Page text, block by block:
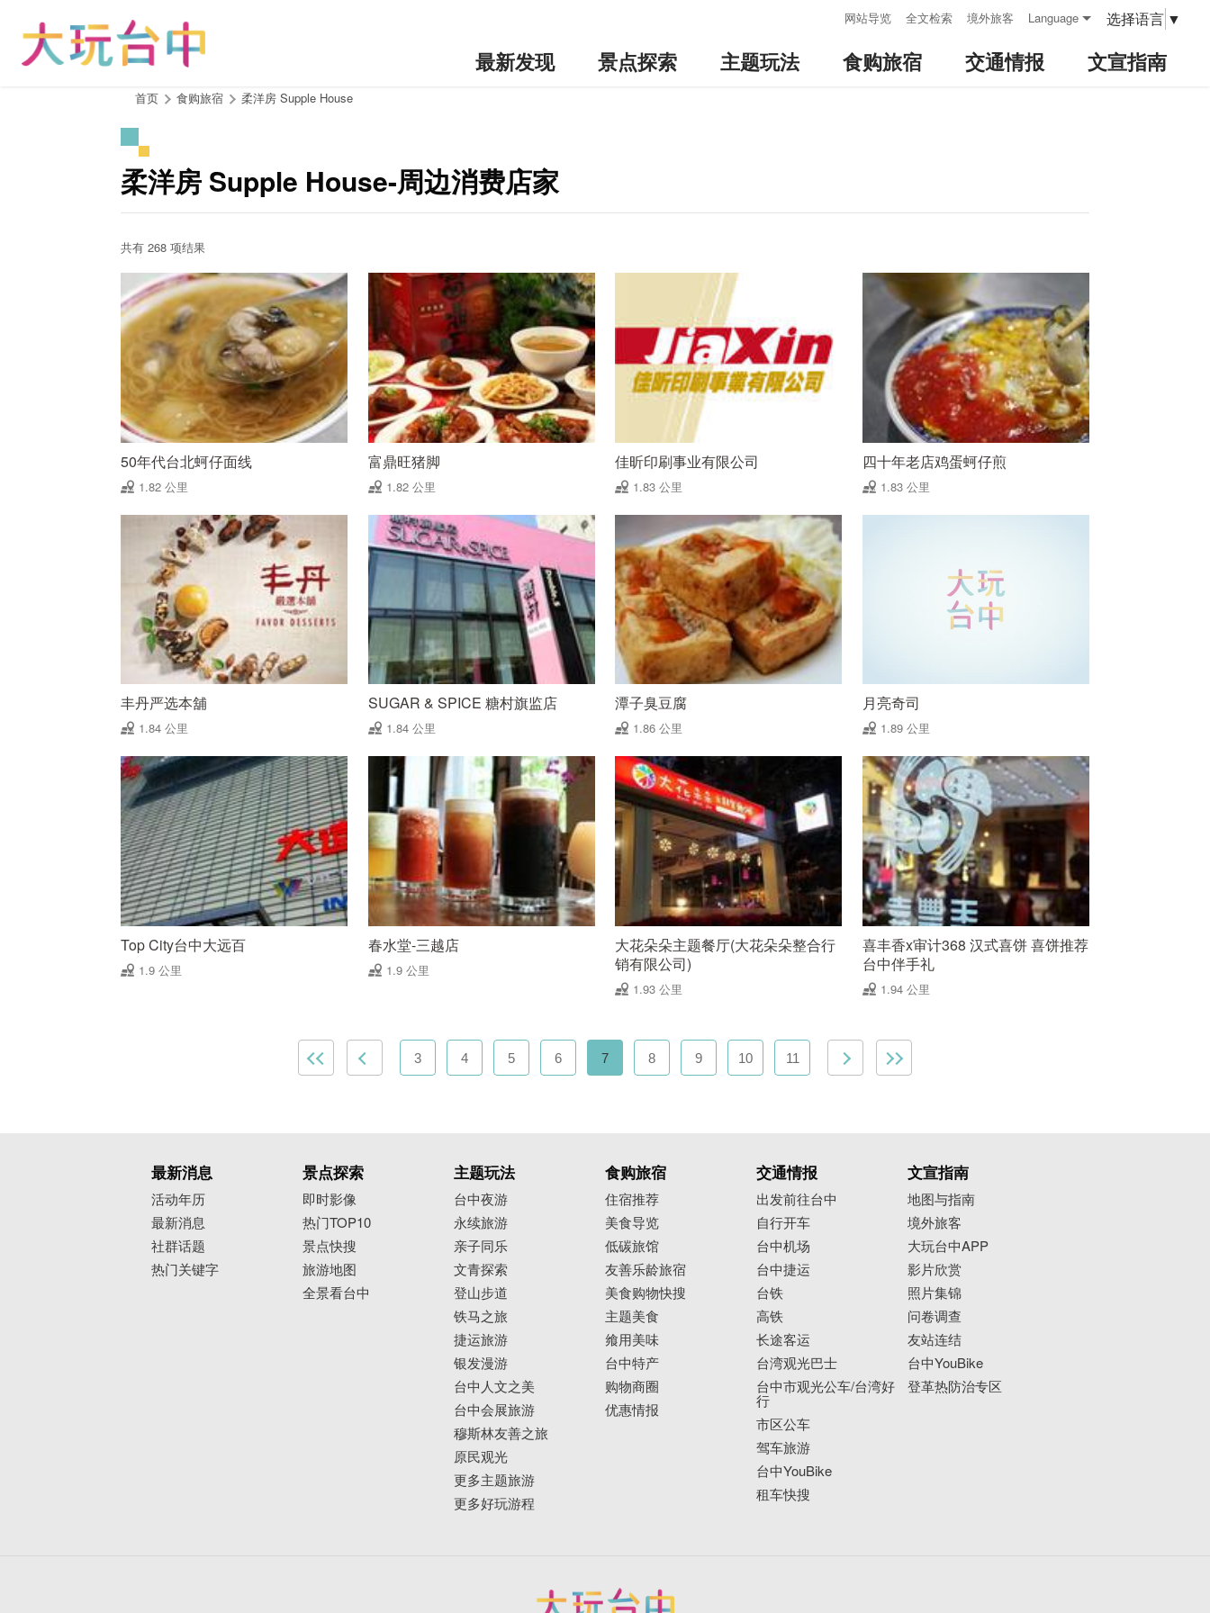
网站导览 全文检索 境外旅客 Language 选择语言 ▼
最新发现 景点探索 主题玩法 食购旅宿 交通情报 文宣指南
首页 食购旅宿 柔洋房 Supple House
柔洋房 Supple House-周边消费店家
共有 268 项结果
50年代台北蚵仔面线
1.82 公里
富鼎旺猪脚
1.82 公里
佳昕印刷事业有限公司
1.83 公里
四十年老店鸡蛋蚵仔煎
1.83 公里
丰丹严选本舖
1.84 公里
SUGAR & SPICE 糖村旗监店
1.84 公里
潭子臭豆腐
1.86 公里
月亮奇司
1.89 公里
Top City台中大远百
1.9 公里
春水堂-三越店
1.9 公里
大花朵朵主题餐厅(大花朵朵整合行
销有限公司)
1.93 公里
喜丰香x审计368 汉式喜饼 喜饼推荐
台中伴手礼
1.94 公里
3 4 5 6 7 8 9 10 11
最新消息
活动年历
最新消息
社群话题
热门关键字
景点探索
即时影像
热门TOP10
景点快搜
旅游地图
全景看台中
主题玩法
台中夜游
永续旅游
亲子同乐
文青探索
登山步道
铁马之旅
捷运旅游
银发漫游
台中人文之美
台中会展旅游
穆斯林友善之旅
原民观光
更多主题旅游
更多好玩游程
食购旅宿
住宿推荐
美食导览
低碳旅馆
友善乐龄旅宿
美食购物快搜
主题美食
飨用美味
台中特产
购物商圈
优惠情报
交通情报
出发前往台中
自行开车
台中机场
台中捷运
台铁
高铁
长途客运
台湾观光巴士
台中市观光公车/台湾好
行
市区公车
驾车旅游
台中YouBike
租车快搜
文宣指南
地图与指南
境外旅客
大玩台中APP
影片欣赏
照片集锦
问卷调查
友站连结
台中YouBike
登革热防治专区